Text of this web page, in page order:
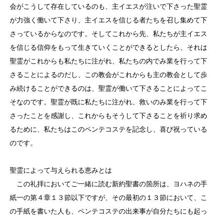
会がこうして存在しているのも、主イエスが注いで下さった聖霊
が力強く働いて下さり、主イエスを信じる者たちを召し集めて下
さっているからなのです。そしてこれから先、私たちが主イエス
を信じる信仰をもって生きていくことができるとしたら、それは
聖霊がこれからも私たちに注がれ、私たちの内でみ業を行って下
さることによるのだし、この教会がこれからも主の教会として歩
み続けることができるのは、聖霊が働いて下さることによってこ
そなのです。聖霊が既に私たちに注がれ、救いのみ業を行って下
さったことを感謝し、これからもそうして下さることを祈り求め
るために、私たちはこのペンテコステを記念し、喜び祝っている
のです。
聖霊によって与えられる恵みとは
この礼拝においてご一緒に読む新約聖書の箇所は、ヨハネの手
紙一の第４章１３節以下ですが、その最初の１３節において、こ
の手紙を書いた人も、ペンテコステの出来事が自分たちにも起っ